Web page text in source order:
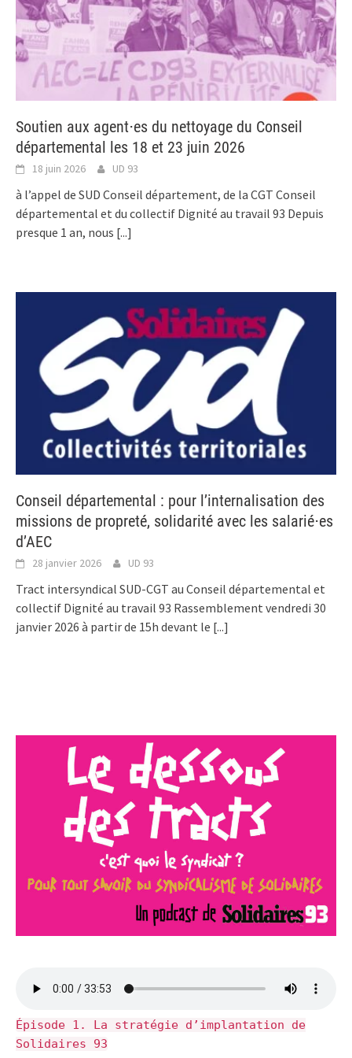
Soutien aux agent⋅es du nettoyage du Conseil
départemental les 18 et 23 juin 2026
18 juin 2026 UD 93
à l’appel de SUD Conseil département, de la CGT Conseil
départemental et du collectif Dignité au travail 93 Depuis
presque 1 an, nous [...]
Conseil départemental : pour l’internalisation des
missions de propreté, solidarité avec les salarié⋅es
d’AEC
28 janvier 2026 UD 93
Tract intersyndical SUD-CGT au Conseil départemental et
collectif Dignité au travail 93 Rassemblement vendredi 30
janvier 2026 à partir de 15h devant le [...]
Épisode 1. La stratégie d’implantation de
Solidaires 93